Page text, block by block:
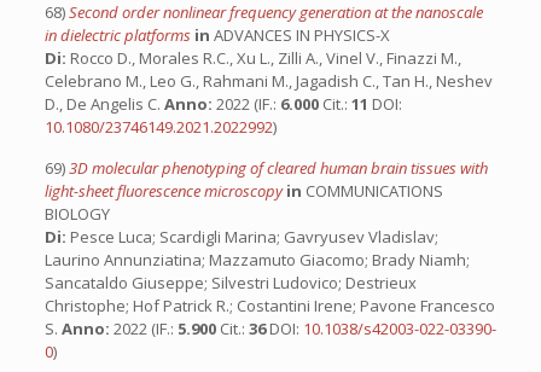
68)Second order nonlinear frequency generation at the nanoscale
in dielectric platforms in ADVANCES IN PHYSICS-X
Di: Rocco D., Morales R.C., Xu L., Zilli A., Vinel V., Finazzi M.,
Celebrano M., Leo G., Rahmani M., Jagadish C., Tan H., Neshev
D., De Angelis C. Anno: 2022 (IF.: 6.000 Cit.: 11 DOI:
10.1080/23746149.2021.2022992)
69)3D molecular phenotyping of cleared human brain tissues with
light-sheet fluorescence microscopyin COMMUNICATIONS
BIOLOGY
Di: Pesce Luca; Scardigli Marina; Gavryusev Vladislav;
Laurino Annunziatina; Mazzamuto Giacomo; Brady Niamh;
Sancataldo Giuseppe; Silvestri Ludovico; Destrieux
Christophe; Hof Patrick R.; Costantini Irene; Pavone Francesco
S. Anno: 2022 (IF.: 5.900 Cit.: 36DOI: 10.1038/s42003-022-03390-
0)